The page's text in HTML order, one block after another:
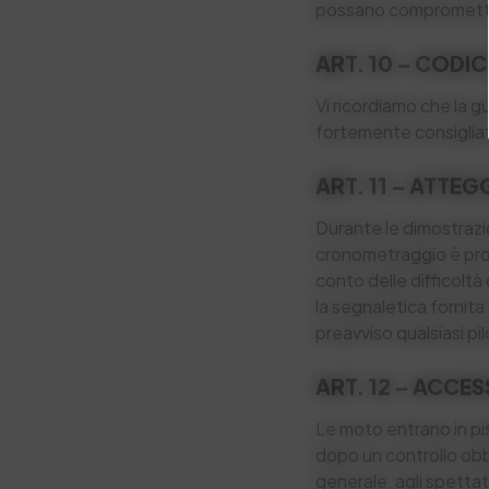
possano
ART. 10 –
Vi ricordiamo che la
fortemente
ART. 11 –
Durante le
cronometraggio è
conto delle
la segnaletica
preavviso qualsiasi
ART. 12 –
Le moto entrano in
dopo un controllo
generale, agli